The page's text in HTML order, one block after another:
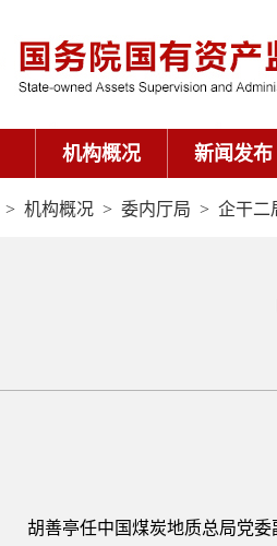
机构概况 新闻发布
> 机构概况 > 委内厅局 > 企干二
胡善亭任中国煤炭地质总局党委